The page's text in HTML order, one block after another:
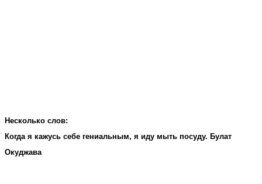
Несколько слов:
Когда я кажусь себе гениальным, я иду мыть посуду. Булат
Окуджава